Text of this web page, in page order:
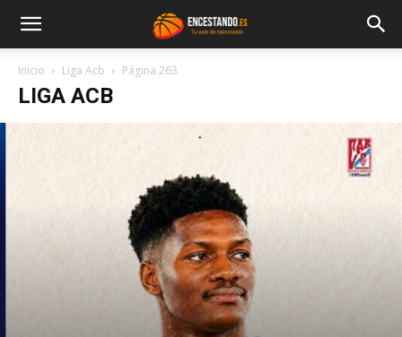
Inicio Liga Acb Página 263
LIGA ACB